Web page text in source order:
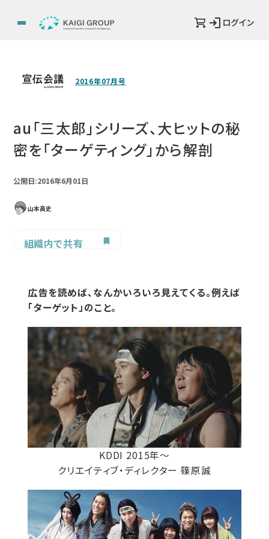
ログイン
2016年07月号
au「三太郎」シリーズ、大ヒットの秘
密を「ターゲティング」から解剖
公開日:2016年6月01日
山本高史
組織内で共有
広告を読めば、なんかいろいろ見えてくる。例えば
「ターゲット」のこと。
KDDI 2015年～
クリエイティブ・ディレクター 篠原誠